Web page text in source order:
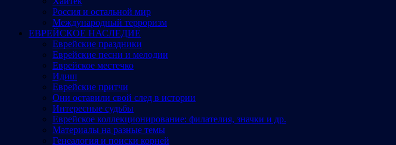
Россия и остальной мир
Международный терроризм
ЕВРЕЙСКОЕ НАСЛЕДИЕ
Еврейские праздники
Еврейские песни и мелодии
Еврейское местечко
Идиш
Еврейские притчи
Они оставили свой след в истории
Интересные судьбы
Еврейское коллекционирование: филателия, значки и др.
Материалы на разные темы
Генеалогия и поиски корней